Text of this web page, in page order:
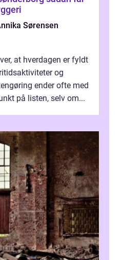
Sørensen
at hverdagen er fyldt
og
ender ofte med
på listen, selv om...